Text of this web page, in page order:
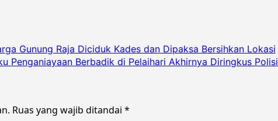
Gunung Raja Diciduk Kades dan Dipaksa Bersihkan Lokasi
Penganiayaan Berbadik di Pelaihari Akhirnya Diringkus Polisi
Ruas yang wajib ditandai *